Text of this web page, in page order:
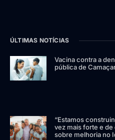
ÚLTIMAS NOTÍCIAS
Vacina contra a
pública de
“Estamos
vez mais forte e de
sobre melhoria no